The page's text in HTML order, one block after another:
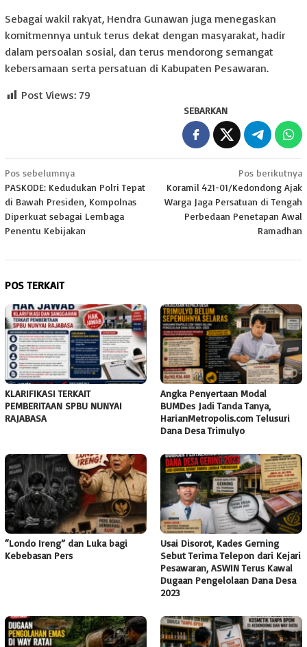
Sebagai wakil rakyat, Hendra Gunawan juga menegaskan
komitmennya untuk terus dekat dengan masyarakat, hadir
dalam persoalan sosial, dan terus mendorong semangat
kebersamaan serta persatuan di Kabupaten Pesawaran.
Post Views: 79
SEBARKAN
Navigasi
pos
Pos sebelumnya
PASKODE: Kedudukan Polri Tepat
di Bawah Presiden, Kompolnas
Diperkuat sebagai Lembaga
Penentu Kebijakan
Pos berikutnya
Koramil 421-01/Kedondong Ajak
Warga Jaga Persatuan di Tengah
Perbedaan Penetapan Awal
Ramadhan
POS TERKAIT
KLARIFIKASI TERKAIT
PEMBERITAAN SPBU NUNYAI
RAJABASA
Angka Penyertaan Modal
BUMDes Jadi Tanda Tanya,
HarianMetropolis.com Telusuri
Dana Desa Trimulyo
“Londo Ireng” dan Luka bagi
Kebebasan Pers
Usai Disorot, Kades Gerning
Sebut Terima Telepon dari Kejari
Pesawaran, ASWIN Terus Kawal
Dugaan Pengelolaan Dana Desa
2023